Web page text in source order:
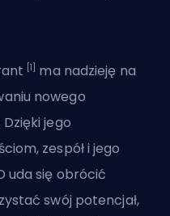
[1]
ma nadzieję na
nowego
jego
zespół i jego
uda się obrócić
swój potencjał,